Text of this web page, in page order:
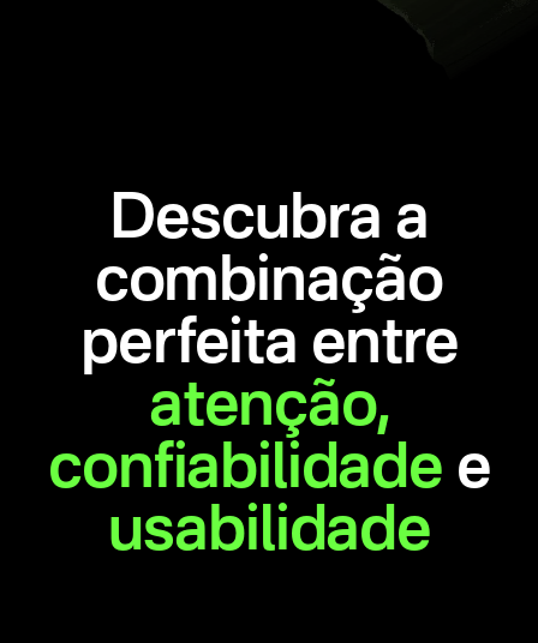
Descubra a
combinação
perfeita entre
atenção,
confiabilidade e
usabilidade